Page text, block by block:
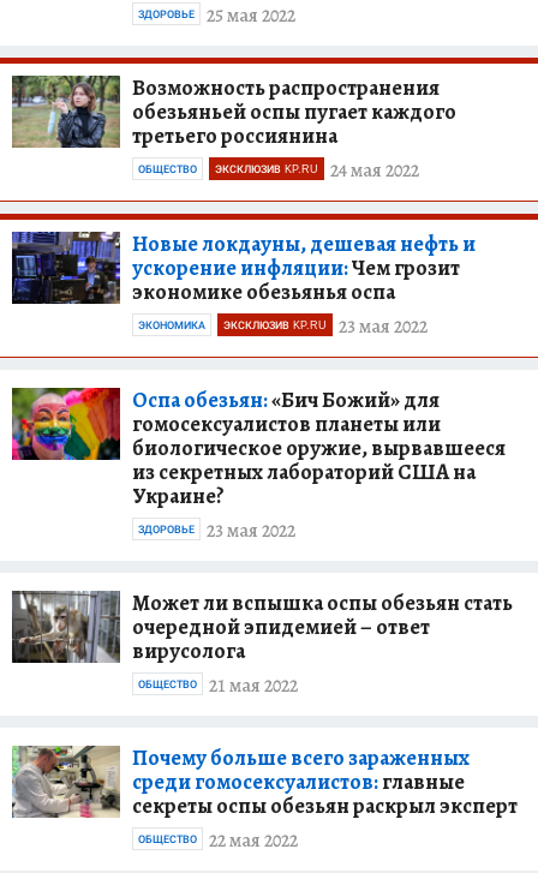
25 мая 2022
ЗДОРОВЬЕ
Возможность распространения
обезьяньей оспы пугает каждого
третьего россиянина
24 мая 2022
ОБЩЕСТВО ЭКСКЛЮЗИВ KP.RU
Новые локдауны, дешевая нефть и
ускорение инфляции:Чем грозит
экономике обезьянья оспа
23 мая 2022
ЭКОНОМИКА ЭКСКЛЮЗИВ KP.RU
Оспа обезьян:«Бич Божий» для
гомосексуалистов планеты или
биологическое оружие, вырвавшееся
из секретных лабораторий США на
Украине?
23 мая 2022
ЗДОРОВЬЕ
Может ли вспышка оспы обезьян стать
очередной эпидемией – ответ
вирусолога
21 мая 2022
ОБЩЕСТВО
Почему больше всего зараженных
среди гомосексуалистов:главные
секреты оспы обезьян раскрыл эксперт
22 мая 2022
ОБЩЕСТВО